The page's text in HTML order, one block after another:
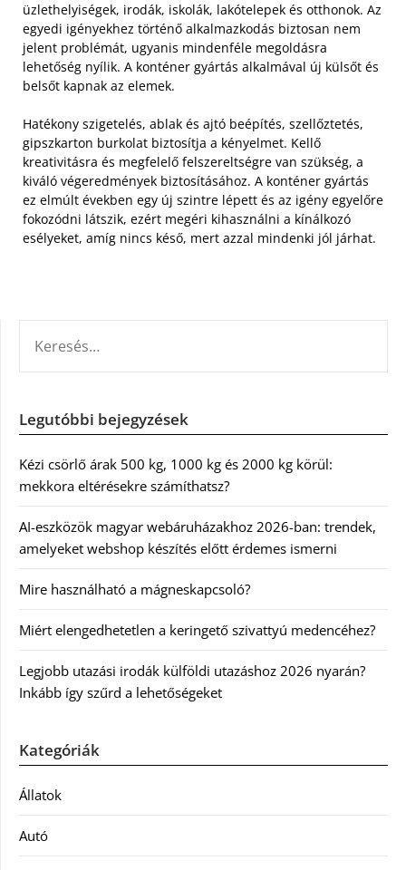
üzlethelyiségek, irodák, iskolák, lakótelepek és otthonok. Az
egyedi igényekhez történő alkalmazkodás biztosan nem
jelent problémát, ugyanis mindenféle megoldásra
lehetőség nyílik. A konténer gyártás alkalmával új külsőt és
belsőt kapnak az elemek.
Hatékony szigetelés, ablak és ajtó beépítés, szellőztetés,
gipszkarton burkolat biztosítja a kényelmet. Kellő
kreativitásra és megfelelő felszereltségre van szükség, a
kiváló végeredmények biztosításához. A konténer gyártás
ez elmúlt években egy új szintre lépett és az igény egyelőre
fokozódni látszik, ezért megéri kihasználni a kínálkozó
esélyeket, amíg nincs késő, mert azzal mindenki jól járhat.
Legutóbbi bejegyzések
Kézi csörlő árak 500 kg, 1000 kg és 2000 kg körül:
mekkora eltérésekre számíthatsz?
AI-eszközök magyar webáruházakhoz 2026-ban: trendek,
amelyeket webshop készítés előtt érdemes ismerni
Mire használható a mágneskapcsoló?
Miért elengedhetetlen a keringető szivattyú medencéhez?
Legjobb utazási irodák külföldi utazáshoz 2026 nyarán?
Inkább így szűrd a lehetőségeket
Kategóriák
Állatok
Autó